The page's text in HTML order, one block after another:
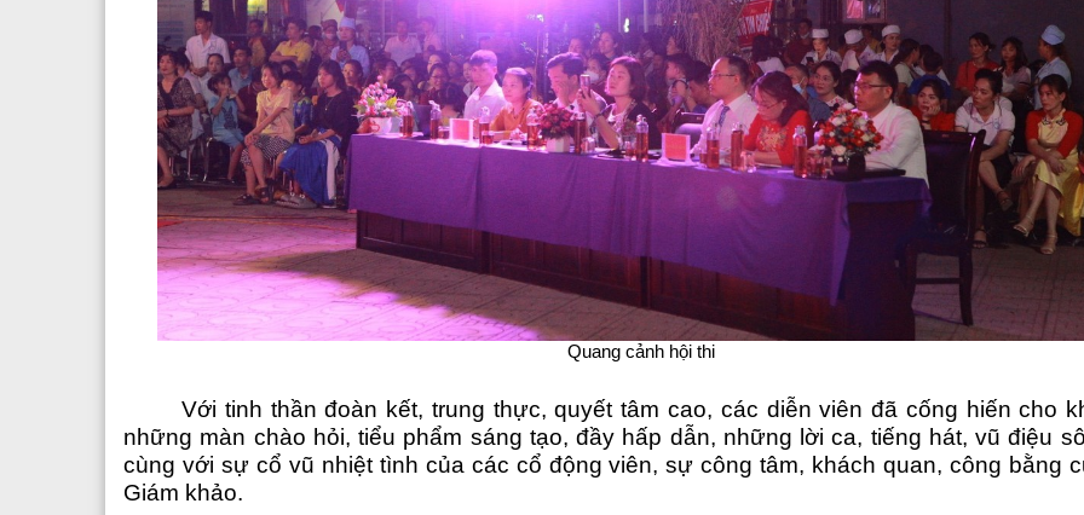
Trạm
BVĐK Tam Đường
BVĐK Tân Uyên
BVĐK Than Uyên
BVĐK Sìn Hồ
BVĐK Phong Thổ
DS đăng ký trước năm
Quang cảnh hội thi
Với tinh thần đoàn kết, trung thực, quyết tâm cao, các diễn viên đã cống hiến cho
những màn chào hỏi, tiểu phẩm sáng tạo, đầy hấp dẫn, những lời ca, tiếng hát, vũ điệu
cùng với sự cổ vũ nhiệt tình của các cổ động viên, sự công tâm, khách quan, công bằng
Giám khảo.